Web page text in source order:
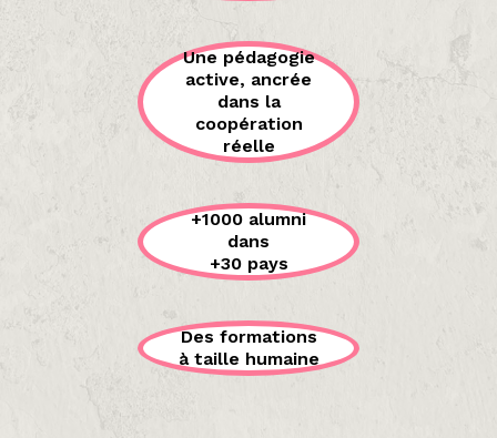
Une pédagogie
active, ancrée
dans la
coopération
réelle
+1000 alumni
dans
+30 pays
Des formations
à taille humaine